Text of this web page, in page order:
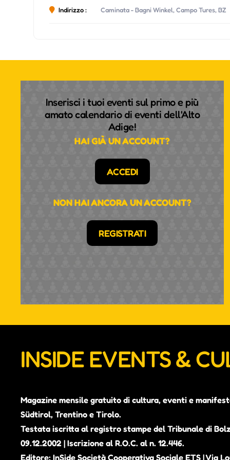
Indirizzo : Caminata - Bagni Winkel, Campo Tures, BZ
Inserisci i tuoi eventi sul primo e più
amato calendario di eventi dell'Alto
Adige!
HAI GIÀ UN ACCOUNT?
ACCEDI
NON HAI ANCORA UN ACCOUNT?
REGISTRATI
INSIDE EVENTS &
Magazine mensile gratuito di cultura, eventi e
Südtirol, Trentino e Tirolo.
Testata iscritta al registro stampe del Tribunale di
09.12.2002 | Iscrizione al R.O.C. al n. 12.446.
Editore: InSide Società Cooperativa Sociale ETS | Via